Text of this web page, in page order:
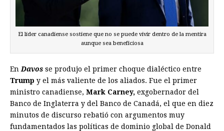
El líder canadiense sostiene que no se puede vivir dentro de la mentira
aunque sea beneficiosa
En Davos se produjo el primer choque dialéctico entre
Trump y el más valiente de los aliados. Fue el primer
ministro canadiense, Mark Carney, exgobernador del
Banco de Inglaterra y del Banco de Canadá, el que en diez
minutos de discurso rebatió con argumentos muy
fundamentados las políticas de dominio global de Donald